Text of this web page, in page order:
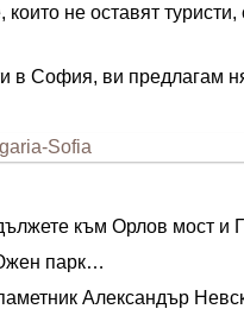
не оставят туристи,
в София, ви предлагам
към Орлов мост и
парк…
Александър